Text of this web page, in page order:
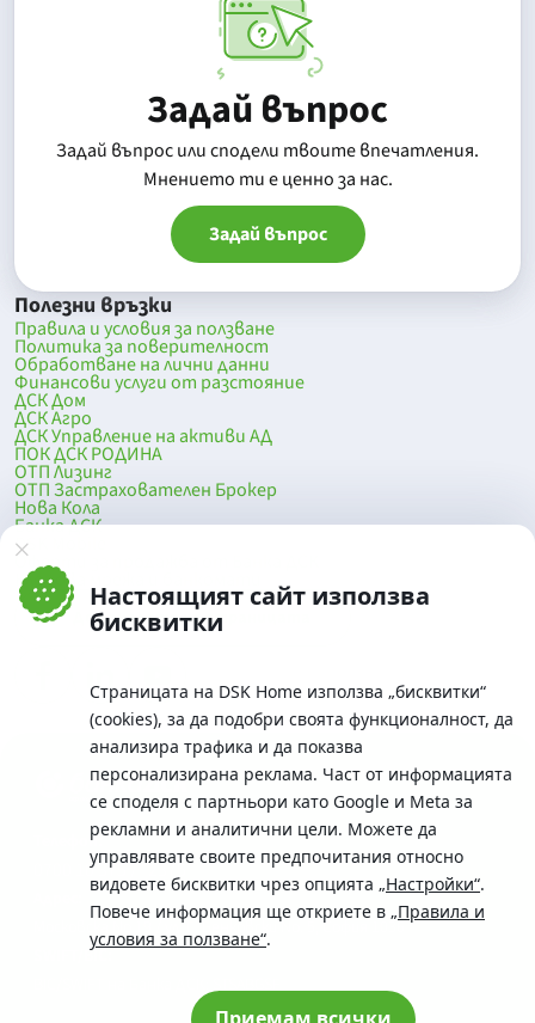
Настоящият сайт използва
бисквитки
Страницата на DSK Home използва „бисквитки“
(cookies), за да подобри своята функционалност, да
анализира трафика и да показва
персонализирана реклама. Част от информацията
се споделя с партньори като Google и Meta за
рекламни и аналитични цели. Можете да
управлявате своите предпочитания относно
видовете бисквитки чрез опцията „Настройки“.
Повече информация ще откриете в „Правила и
условия за ползване“.
Задай въпрос
Задай въпрос или сподели твоите впечатления.
Mнението ти е ценно за нас.
Задай въпрос
Полезни връзки
Правила и условия за ползване
Политика за поверителност
Обработване на лични данни
Финансови услуги от разстояние
ДСК Дом
ДСК Агро
ДСК Управление на активи АД
ПОК ДСК РОДИНА
ОТП Лизинг
ОТП Застрахователен Брокер
Нова Кола
Банка ДСК
DSK Mobile
Оферти за продажба от Банка ДСК
Клонова мрежа и банкомати
До началото на страницата
Телефон:
0700 10 375 / *2375
Московска No.19 / ул. Г. Бенковски No. 5, София 1036
SWIFT/BIC:
BIC/SWIFT на Банка ДСК: STSABGSF